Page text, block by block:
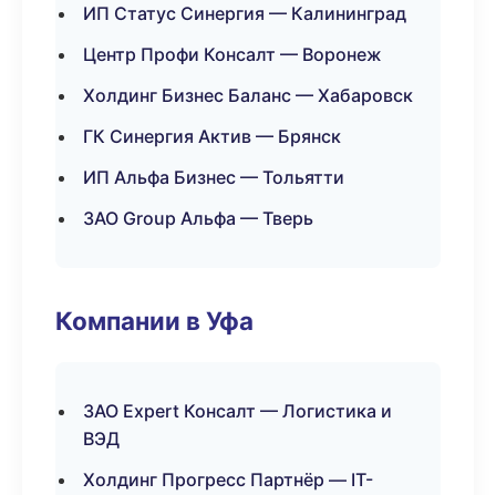
ИП Статус Синергия — Калининград
Центр Профи Консалт — Воронеж
Холдинг Бизнес Баланс — Хабаровск
ГК Синергия Актив — Брянск
ИП Альфа Бизнес — Тольятти
ЗАО Group Альфа — Тверь
Компании в Уфа
ЗАО Expert Консалт — Логистика и
ВЭД
Холдинг Прогресс Партнёр — IT-